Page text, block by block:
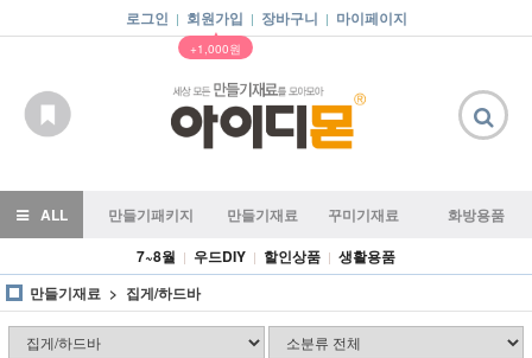
로그인 | 회원가입 |
▲
+1,000원
장바구니 | 마이페이지
ALL 만들기패키지 만들기재료 꾸미기재료
화방용품
7~8월 | 우드DIY | 할인상품 | 생활용품
만들기재료
집게/하드바